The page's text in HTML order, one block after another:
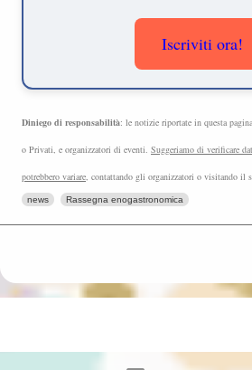
Iscriviti ora!
Diniego di responsabilità: le notizie riportate in questa
o Privati, e organizzatori di eventi. Suggeriamo di verificare
potrebbero variare, contattando gli organizzatori o visitando il
news Rassegna enogastronomica